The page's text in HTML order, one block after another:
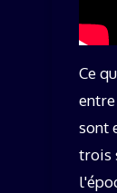
Ce
sont
trois